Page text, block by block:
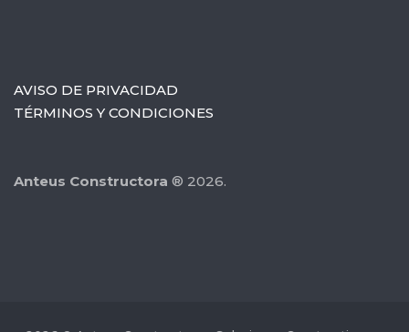
AVISO DE PRIVACIDAD
TÉRMINOS Y CONDICIONES
Anteus Constructora ® 2026.